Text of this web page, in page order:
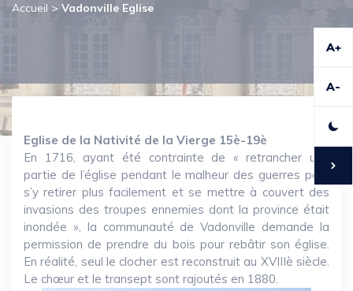
Accueil > Vadonville Eglise
Eglise de la Nativité de la Vierge 15è-19è
En 1716, ayant été contrainte de « retrancher une
partie de l’église pendant le malheur des guerres pour
s’y retirer plus facilement et se mettre à couvert des
invasions des troupes ennemies dont la province était
inondée », la communauté de Vadonville demande la
permission de prendre du bois pour rebâtir son église.
En réalité, seul le clocher est reconstruit au XVIIIè siècle.
Le chœur et le transept sont rajoutés en 1880.
A+
A-